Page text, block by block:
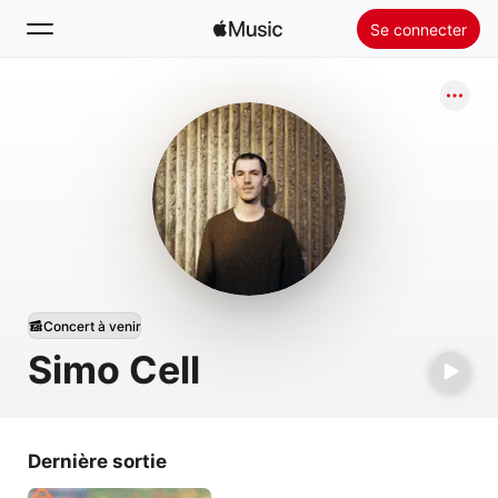
Se connecter
Nouveautés
Installer Apple Music
Simo Cell
Concert à venir
Dernière sortie